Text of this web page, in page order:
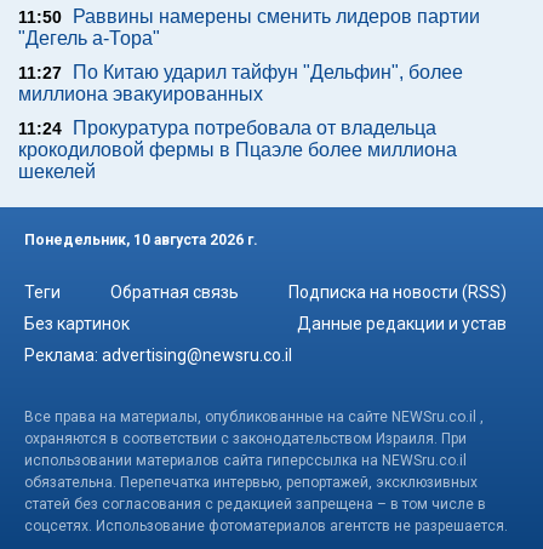
11:50
Раввины намерены сменить лидеров партии
"Дегель а-Тора"
11:27
По Китаю ударил тайфун "Дельфин", более
миллиона эвакуированных
11:24
Прокуратура потребовала от владельца
крокодиловой фермы в Пцаэле более миллиона
шекелей
Понедельник, 10 августа 2026 г.
Теги Обратная связь
Подписка на новости (RSS)
Без картинок
Данные редакции и устав
Реклама: advertising@newsru.co.il
Все права на материалы, опубликованные на сайте NEWSru.co.il ,
охраняются в соответствии с законодательством Израиля. При
использовании материалов сайта гиперссылка на NEWSru.co.il
обязательна. Перепечатка интервью, репортажей, эксклюзивных
статей без согласования с редакцией запрещена – в том числе в
соцсетях. Использование фотоматериалов агентств не разрешается.